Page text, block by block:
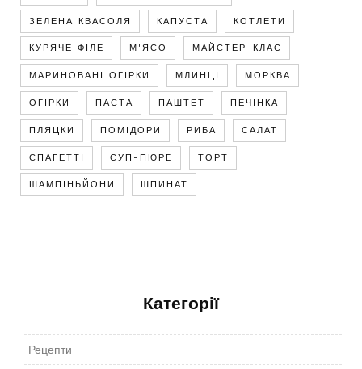
ЗЕЛЕНА КВАСОЛЯ КАПУСТА КОТЛЕТИ
КУРЯЧЕ ФІЛЕ М'ЯСО МАЙСТЕР-КЛАС
МАРИНОВАНІ ОГІРКИ МЛИНЦІ МОРКВА
ОГІРКИ ПАСТА ПАШТЕТ ПЕЧІНКА
ПЛЯЦКИ ПОМІДОРИ РИБА САЛАТ
СПАГЕТТІ СУП-ПЮРЕ ТОРТ
ШАМПІНЬЙОНИ ШПИНАТ
Категорії
Рецепти